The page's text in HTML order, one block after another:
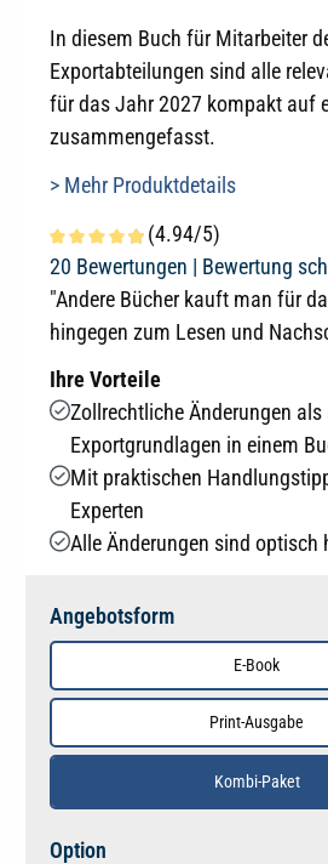
In diesem Buch für Mitarbeiter
Exportabteilungen sind alle
für das Jahr 2027 kompakt auf
zusammengefasst.
> Mehr Produktdetails
Durchschnittliche Bewertung von 4.9 von
(4.94/5)
20 Bewertungen | Bewertung
"Andere Bücher kauft man für
hingegen zum Lesen und
Ihre Vorteile
Zollrechtliche Änderungen als
Exportgrundlagen in einem
Mit praktischen
Experten
Alle Änderungen sind optisch
Angebotsform
E-Book
Print-Ausgabe
Kombi-Paket
Option